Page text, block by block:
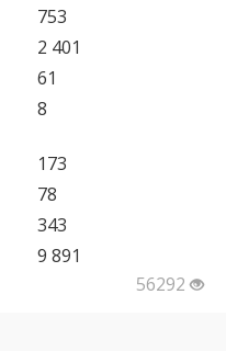
753
2 401
61
8
173
78
343
9 891
56292